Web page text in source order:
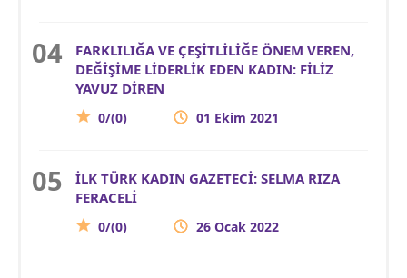
FARKLILIĞA VE ÇEŞİTLİLİĞE ÖNEM VEREN,
DEĞİŞİME LİDERLİK EDEN KADIN: FİLİZ
YAVUZ DİREN
0/(0) 01 Ekim 2021
İLK TÜRK KADIN GAZETECİ: SELMA RIZA
FERACELİ
0/(0) 26 Ocak 2022